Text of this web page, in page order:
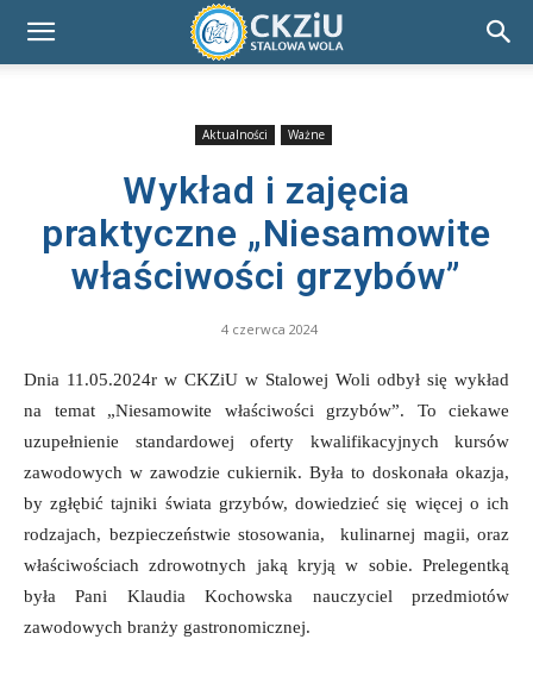
Aktualności Ważne
Wykład i zajęcia
praktyczne „Niesamowite
właściwości grzybów”
4 czerwca 2024
Dnia 11.05.2024r w CKZiU w Stalowej Woli odbył się wykład
na temat „Niesamowite właściwości grzybów”. To ciekawe
uzupełnienie standardowej oferty kwalifikacyjnych kursów
zawodowych w zawodzie cukiernik. Była to doskonała okazja,
by zgłębić tajniki świata grzybów, dowiedzieć się więcej o ich
rodzajach, bezpieczeństwie stosowania, kulinarnej magii, oraz
właściwościach zdrowotnych jaką kryją w sobie. Prelegentką
była Pani Klaudia Kochowska nauczyciel przedmiotów
zawodowych branży gastronomicznej.